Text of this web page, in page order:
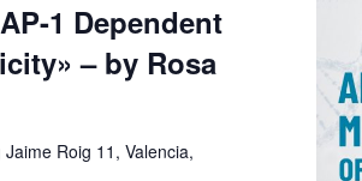
1 Dependent
– by Rosa
Jaime Roig 11, Valencia,